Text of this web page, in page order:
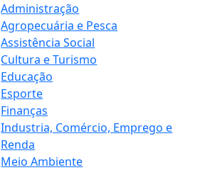
Administração
Agropecuária e Pesca
Assistência Social
Cultura e Turismo
Educação
Esporte
Finanças
Industria, Comércio, Emprego e
Renda
Meio Ambiente